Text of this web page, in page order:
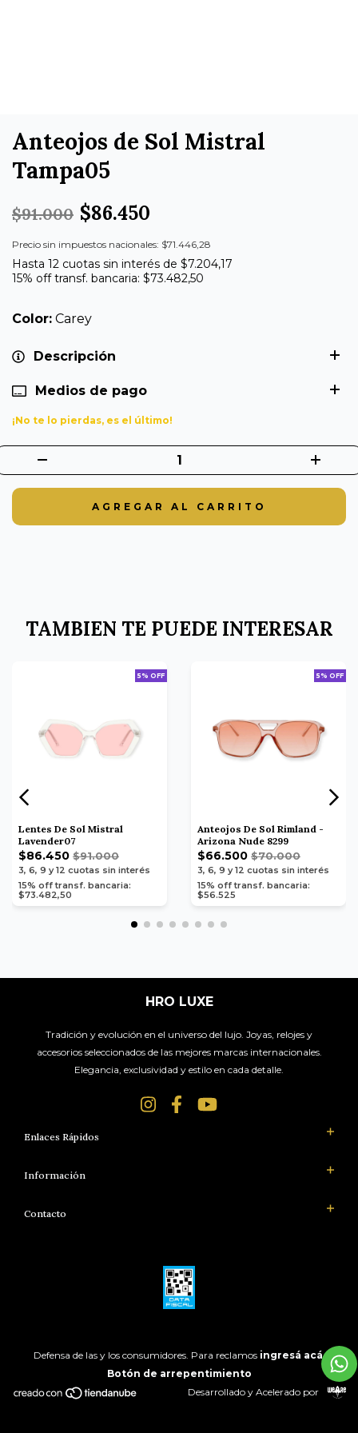
Anteojos de Sol Mistral
Tampa05
$91.000 $86.450
Precio sin impuestos nacionales: $71.446,28
Hasta 12 cuotas sin interés de $7.204,17
15% off transf. bancaria: $73.482,50
Color: Carey
Descripción
Medios de pago
¡No te lo pierdas, es el último!
TAMBIEN TE PUEDE INTERESAR
5% OFF
Lentes De Sol Mistral
Lavender07
$86.450 $91.000
3, 6, 9 y 12 cuotas sin interés
15% off transf. bancaria:
$73.482,50
5% OFF
Anteojos De Sol Rimland -
Arizona Nude 8299
$66.500 $70.000
3, 6, 9 y 12 cuotas sin interés
15% off transf. bancaria:
$56.525
HRO LUXE
Tradición y evolución en el universo del lujo. Joyas, relojes y
accesorios seleccionados de las mejores marcas internacionales.
Elegancia, exclusividad y estilo en cada detalle.
Enlaces Rápidos
Información
Contacto
Defensa de las y los consumidores. Para reclamos ingresá acá.
Botón de arrepentimiento
Desarrollado y Acelerado por